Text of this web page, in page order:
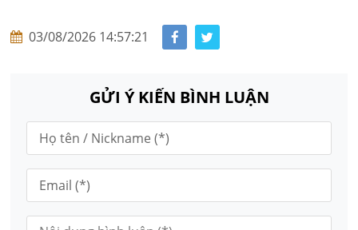
03/08/2026 14:57:21
GỬI Ý KIẾN BÌNH LUẬN